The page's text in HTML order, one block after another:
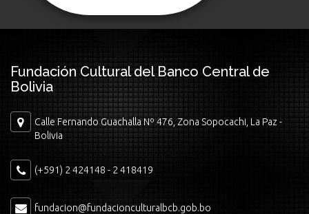
Fundación Cultural del Banco Central de
Bolivia
Calle Fernando Guachalla Nº 476, Zona Sopocachi, La Paz -
Bolivia
(+591) 2 424148 - 2 418419
fundacion@fundacionculturalbcb.gob.bo